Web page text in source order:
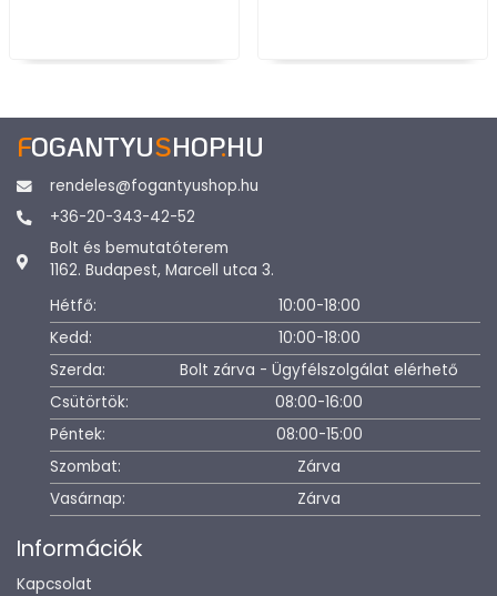
FOGANTYUSHOP.HU
rendeles@fogantyushop.hu
+36-20-343-42-52
Bolt és bemutatóterem
1162. Budapest, Marcell utca 3.
Hétfő:
10:00-18:00
Kedd:
10:00-18:00
Szerda:
Bolt zárva - Ügyfélszolgálat elérhető
Csütörtök:
08:00-16:00
Péntek:
08:00-15:00
Szombat:
Zárva
Vasárnap:
Zárva
Információk
Kapcsolat